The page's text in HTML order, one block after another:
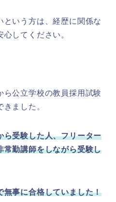
という方は、経歴に関係な
してください。
ら公立学校の教員採用試験
ました。
ら受験した人、フリーター
常勤講師をしながら受験し
無事に合格していました！